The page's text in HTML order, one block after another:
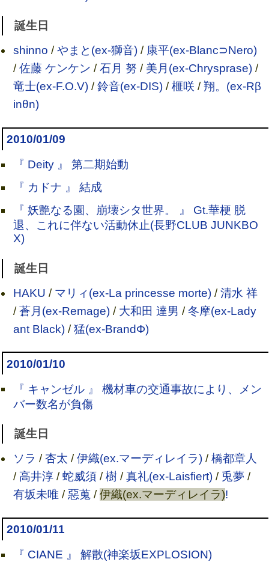
誕生日
shinno /やまと(ex-獅音)/ 康平(ex-Blanc⊃Nero)
/佐藤 ケンケン /石月 努 / 美月(ex-Chrysprase)/
竜士(ex-F.O.V)/鈴音(ex-DIS)/榧咲 /翔。(ex-Rβ
inθn)
2010/01/09
『 Deity 』 第二期始動
『 カドナ 』 結成
『 妖艶なる園、崩壊シタ世界。 』 Gt.華梗 脱
退、これに伴ない活動休止(長野CLUB JUNKBO
X)
誕生日
HAKU / マリィ(ex-La princesse morte)/清水 祥
/蒼月(ex-Remage)/ 大和田 達男 /冬摩(ex-Lady
ant Black)/猛(ex-BrandΦ)
2010/01/10
『 キャンゼル 』 機材車の交通事故により、メン
バー数名が負傷
誕生日
ソラ /杏太 /伊織(ex.マーディレイラ)/橋都章人
/高井淳/蛇威須/樹/真礼(ex-Laisfiert)/ 兎夢 /
有坂未唯 /惡蒐/伊織(ex.マーディレイラ)!
2010/01/11
『 CIANE 』 解散(神楽坂EXPLOSION)